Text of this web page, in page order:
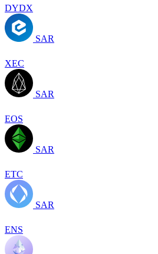
DYDX
SAR
XEC
SAR
EOS
SAR
ETC
SAR
ENS